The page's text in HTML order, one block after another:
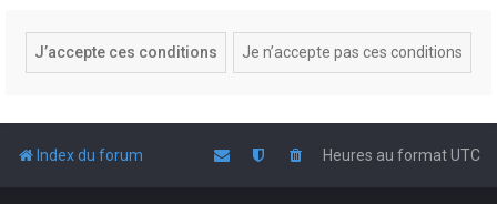
Index du forum Heures au formatUTC